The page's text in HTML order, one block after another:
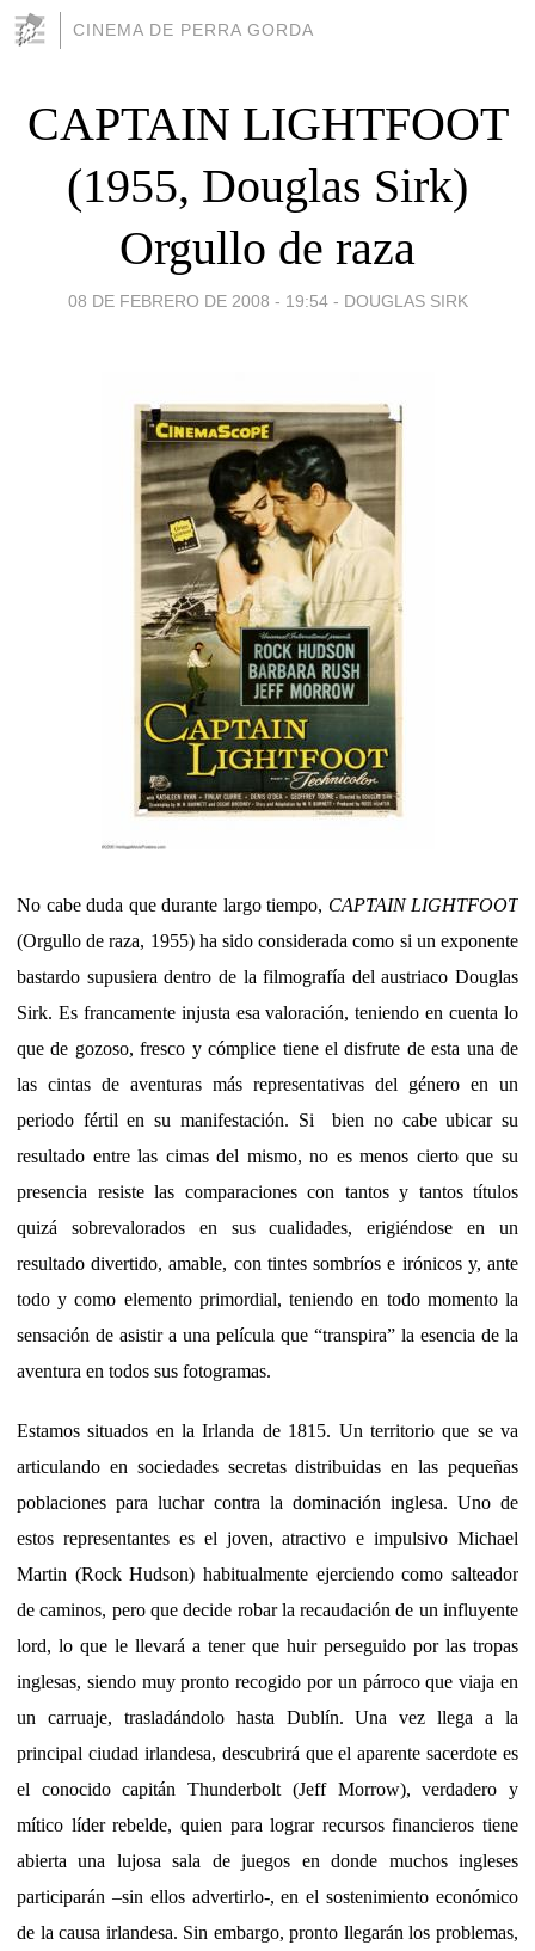
CINEMA DE PERRA GORDA
CAPTAIN LIGHTFOOT
(1955, Douglas Sirk)
Orgullo de raza
08 DE FEBRERO DE 2008 - 19:54 - DOUGLAS SIRK
No cabe duda que durante largo tiempo, CAPTAIN LIGHTFOOT
(Orgullo de raza, 1955) ha sido considerada como si un exponente
bastardo supusiera dentro de la filmografía del austriaco Douglas
Sirk. Es francamente injusta esa valoración, teniendo en cuenta lo
que de gozoso, fresco y cómplice tiene el disfrute de esta una de
las cintas de aventuras más representativas del género en un
periodo fértil en su manifestación. Si
bien no cabe ubicar su
resultado entre las cimas del mismo, no es menos cierto que su
presencia resiste las comparaciones con tantos y tantos títulos
quizá sobrevalorados en sus cualidades, erigiéndose en un
resultado divertido, amable, con tintes sombríos e irónicos y, ante
todo y como elemento primordial, teniendo en todo momento la
sensación de asistir a una película que “transpira” la esencia de la
aventura en todos sus fotogramas.
Estamos situados en la Irlanda de 1815. Un territorio que se va
articulando en sociedades secretas distribuidas en las pequeñas
poblaciones para luchar contra la dominación inglesa. Uno de
estos representantes es el joven, atractivo e impulsivo Michael
Martin (Rock Hudson) habitualmente ejerciendo como salteador
de caminos, pero que decide robar la recaudación de un influyente
lord, lo que le llevará a tener que huir perseguido por las tropas
inglesas, siendo muy pronto recogido por un párroco que viaja en
un carruaje, trasladándolo hasta Dublín. Una vez llega a la
principal ciudad irlandesa, descubrirá que el aparente sacerdote es
el conocido capitán Thunderbolt (Jeff Morrow), verdadero y
mítico líder rebelde, quien para lograr recursos financieros tiene
abierta una lujosa sala de juegos en donde muchos ingleses
participarán –sin ellos advertirlo-, en el sostenimiento económico
de la causa irlandesa. Sin embargo, pronto llegarán los problemas,